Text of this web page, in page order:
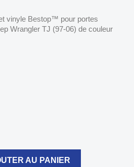
vinyle Bestop™ pour portes
Wrangler TJ (97-06) de couleur
AU PANIER